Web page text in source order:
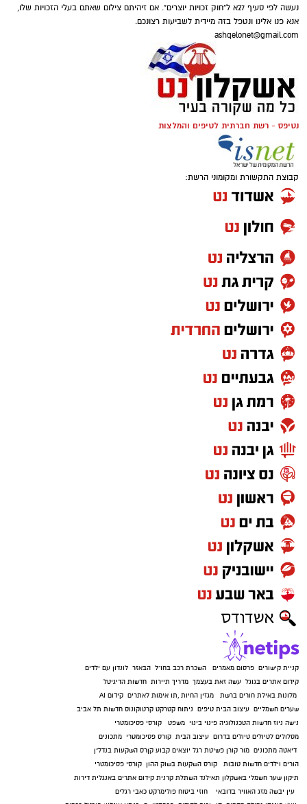
נעשה לפי סעיף 27א ל"חוק זכויות יוצרים". אם זיהיתם צילום שאתם בעלי הזכויות שלו,
אנא פנו אלינו ונטפל בזה מיידית לשביעות רצונכם.
ashqelonet@gmail.com
נטיפס - רשת חברתית לטיפים והמלצות
קבוצת התקשורת ומקומוני הרשת:
קניית קישורים פרסום מאמרים השכרת רכב בחו"ל הבאזר לונדון עם ילדים
קידום אתרים בגוגל עשה זאת בעצמך מדריך תיירות חדשות הדיגיטל
מלונות באילת חורים ברשת מגזין החיות ,תו אימות לאתרים קידום AI
שערים חשמליים עיצוב הבית טיפים ניתוח קטרקט קרטוקונוס חדשות תל אביב
נישה ניוז חדשות הטכנולוגיה פינוי בינוי משפט
קורסי פסיכומטרי
מסלולים לטיולים טיולים בדרום עיצוב הבית קורס פסיכומטרי מתכונים
דיאטה מתכונים מור קורן פשיטת רגל יוצאים קבוע קןרס השקעות בנדל"ן
הורים וילדים חדשות טובות קורס השקעות בשוק ההון קורסי פסיכומטרי
תיקון שער חשמלי באשקלון תאילנד השתלת קרנית קידום אתרים באנגלית דירות
עין יבשה מזג האוויר בדובאי חוזי ביטוח פולימרקט כאבי רגלים